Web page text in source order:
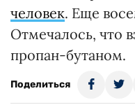
человек. Еще
Отмечалось, что
пропан-бутаном.
Поделиться